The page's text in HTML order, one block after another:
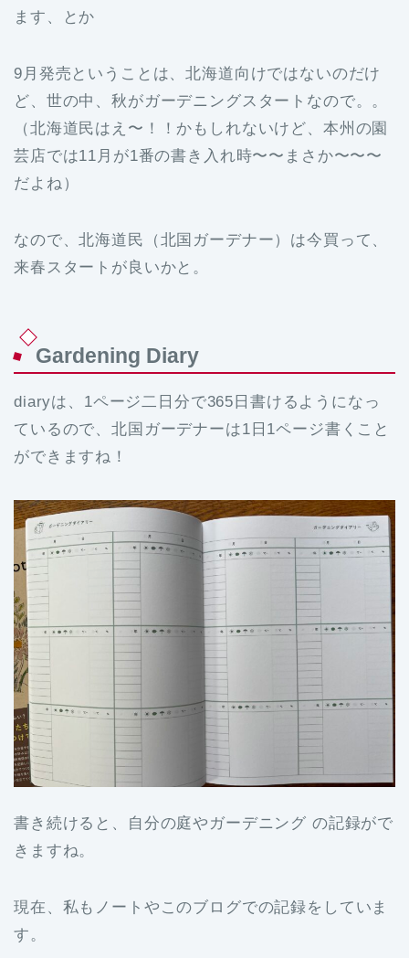
ます、とか
9月発売ということは、北海道向けではないのだけ
ど、世の中、秋がガーデニングスタートなので。。
（北海道民はえ〜！！かもしれないけど、本州の園
芸店では11月が1番の書き入れ時〜〜まさか〜〜〜
だよね）
なので、北海道民（北国ガーデナー）は今買って、
来春スタートが良いかと。
Gardening Diary
diaryは、1ページ二日分で365日書けるようになっ
ているので、北国ガーデナーは1日1ページ書くこと
ができますね！
書き続けると、自分の庭やガーデニング の記録がで
きますね。
現在、私もノートやこのブログでの記録をしていま
す。